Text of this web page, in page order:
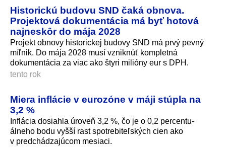
Historickú budovu SND čaká obnova.
Projektová dokumentácia má byť hotová
najneskôr do mája 2028
Projekt obnovy historickej budovy SND má prvý pevný
míľnik. Do mája 2028 musí vzniknúť kompletná
dokumentácia za viac ako štyri milióny eur s DPH.
tento rok
Miera inflácie v eurozóne v máji stúpla na
3,2 %
Inflácia dosiahla úroveň 3,2 %, čo je o 0,2 percentu­
álneho bodu vyšší rast spotrebiteľských cien ako
v predchádzajúcom mesiaci.